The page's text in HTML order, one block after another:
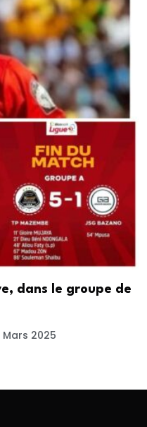
dans le groupe de
Mars 2025